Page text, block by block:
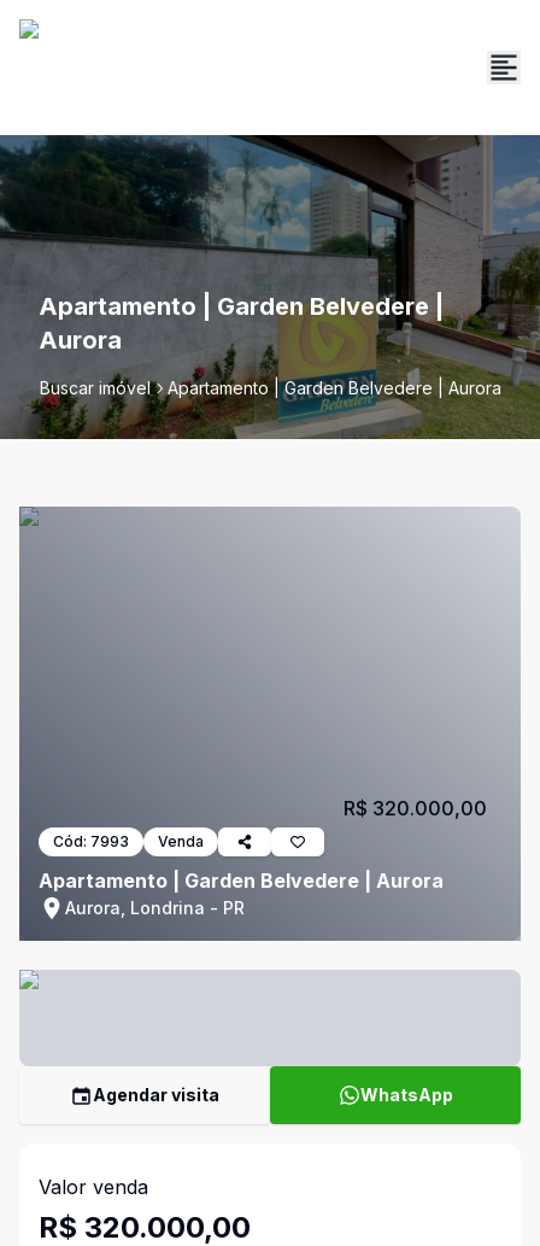
Apartamento | Garden Belvedere |
Aurora
Buscar imóvel Apartamento | Garden Belvedere | Aurora
Cód: 7993 Venda
Apartamento | Garden Belvedere | Aurora
Aurora, Londrina - PR
R$ 320.000,00
Agendar visita WhatsApp
Valor venda
R$ 320.000,00